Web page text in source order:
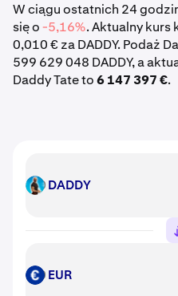
W ciągu ostatnich 24
się o-5,16%. Aktualny kurs
0,010 € za DADDY. Podaż
599 629 048 DADDY, a
Daddy Tate to6 147 397 €.
DADDY DADDY
EUR EUR